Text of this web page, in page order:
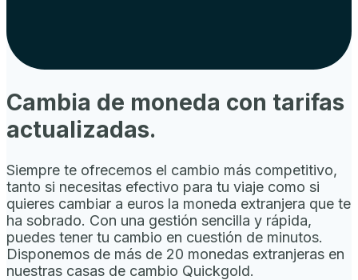
Cambia de moneda con tarifas
actualizadas.
Siempre te ofrecemos el cambio más competitivo,
tanto si necesitas efectivo para tu viaje como si
quieres cambiar a euros la moneda extranjera que te
ha sobrado. Con una gestión sencilla y rápida,
puedes tener tu cambio en cuestión de minutos.
Disponemos de más de 20 monedas extranjeras en
nuestras casas de cambio Quickgold.